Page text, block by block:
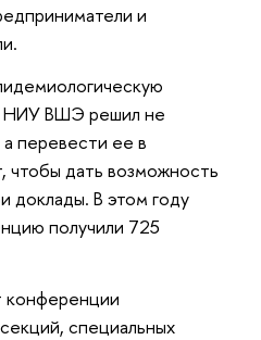
и
НИУ ВШЭ решил не
перевести ее в
дать возможность
доклады. В этом году
получили 725
конференции
специальных